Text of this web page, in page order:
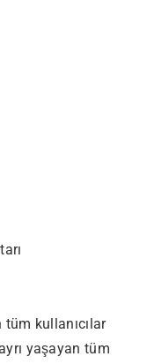
kullanıcılar
yaşayan tüm